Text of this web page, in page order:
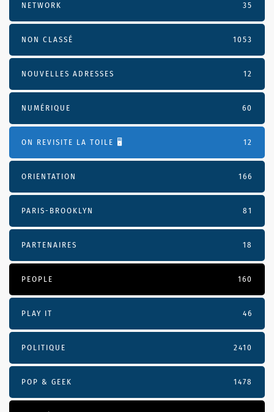
NETWORK 35
NON CLASSÉ 1053
NOUVELLES ADRESSES 12
NUMÉRIQUE 60
ON REVISITE LA TOILE 🖥️ 12
ORIENTATION 166
PARIS-BROOKLYN 81
PARTENAIRES 18
PEOPLE 160
PLAY IT 46
POLITIQUE 2410
POP & GEEK 1478